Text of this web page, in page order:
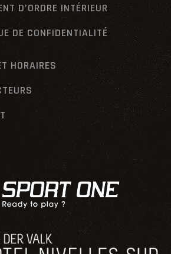
D’ORDRE INTÉRIEUR
DE CONFIDENTIALITÉ
HORAIRES